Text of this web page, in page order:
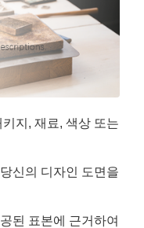
키지, 재료, 색상 또는
당신의 디자인 도면을
된 표본에 근거하여